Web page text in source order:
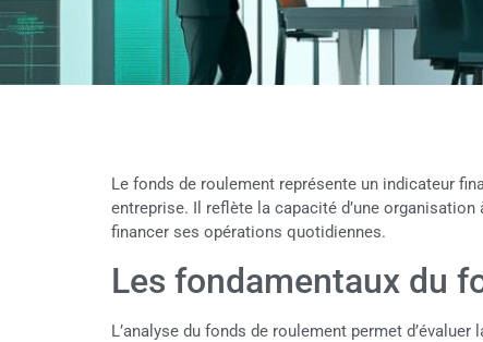
Le fonds de roulement représente un indicateur
entreprise. Il reflète la capacité d’une
financer ses opérations quotidiennes.
Les fondamentaux du
L’analyse du fonds de roulement permet